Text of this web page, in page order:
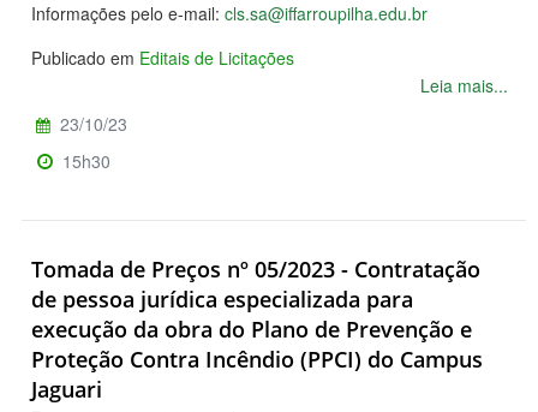
Informações pelo e-mail: cls.sa@iffarroupilha.edu.br
Publicado em Editais de Licitações
Leia mais...
23/10/23
15h30
Tomada de Preços nº 05/2023 - Contratação
de pessoa jurídica especializada para
execução da obra do Plano de Prevenção e
Proteção Contra Incêndio (PPCI) do Campus
Jaguari